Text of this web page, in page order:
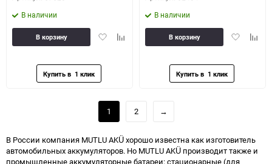
В наличии
ДобавитьДобавить
В корзину
В наличии
Добавить
В корзину
1 2 →
В России компания MUTLU AKÜ хорошо известна как изготовитель
автомобильных аккумуляторов. Но MUTLU AKÜ производит также и
промышленные аккумуляторные батареи: стационарные (для